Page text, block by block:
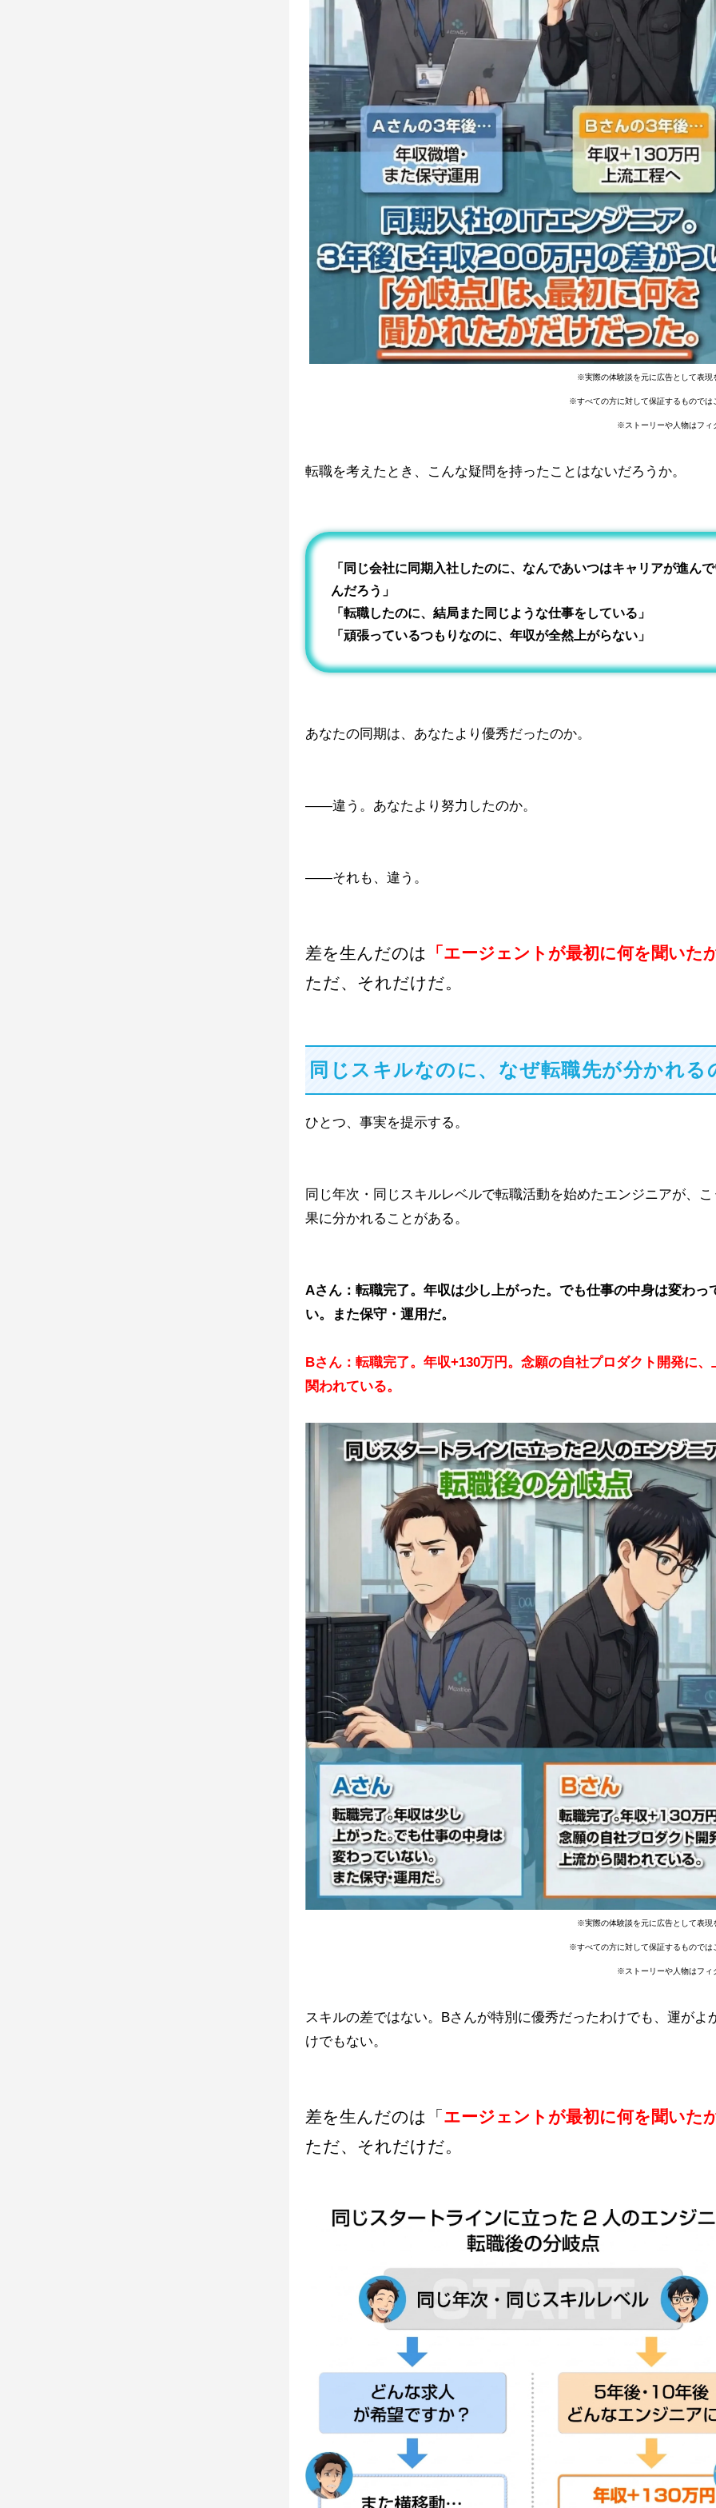
※実際の体験談を元に広告として表現
※すべての方に対して保証するものでは
※ストーリーや人物はフィ
転職を考えたとき、こんな疑問を持ったことはないだろうか。
「同じ会社に同期入社したのに、なんであいつはキャリアが進ん
んだろう」
「転職したのに、結局また同じような仕事をしている」
「頑張っているつもりなのに、年収が全然上がらない」
あなたの同期は、あなたより優秀だったのか。
——違う。あなたより努力したのか。
——それも、違う。
差を生んだのは
「エージェントが最初に何を聞いた
ただ、それだけだ。
同じスキルなのに、なぜ転職先が分かれる
ひとつ、事実を提示する。
同じ年次・同じスキルレベルで転職活動を始めたエンジニアが、
果に分かれることがある。
Aさん：転職完了。年収は少し上がった。でも仕事の中身は変わっ
い。また保守・運用だ。
Bさん：転職完了。年収+130万円。念願の自社プロダクト開発に、
関われている。
※実際の体験談を元に広告として表現
※すべての方に対して保証するものでは
※ストーリーや人物はフィ
スキルの差ではない。Bさんが特別に優秀だったわけでも、運がよ
けでもない。
差を生んだのは「 エージェントが最初に何を聞いたか
ただ、それだけだ。